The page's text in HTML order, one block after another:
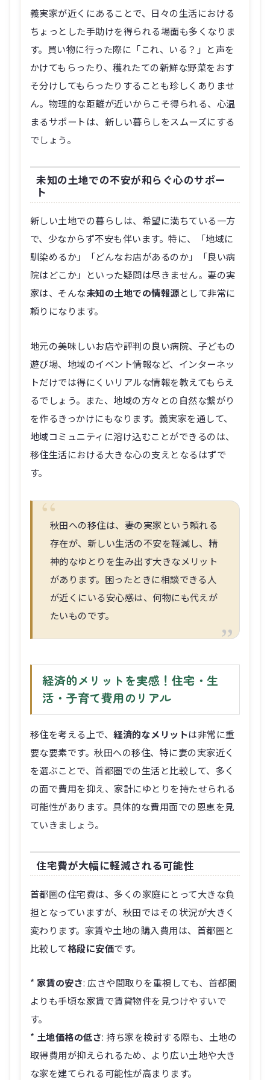
義実家が近くにあることで、日々の生活における
ちょっとした手助けを得られる場面も多くなりま
す。買い物に行った際に「これ、いる？」と声を
かけてもらったり、穫れたての新鮮な野菜をおす
そ分けしてもらったりすることも珍しくありませ
ん。物理的な距離が近いからこそ得られる、心温
まるサポートは、新しい暮らしをスムーズにする
でしょう。
未知の土地での不安が和らぐ心のサポー
ト
新しい土地での暮らしは、希望に満ちている一方
で、少なからず不安も伴います。特に、「地域に
馴染めるか」「どんなお店があるのか」「良い病
院はどこか」といった疑問は尽きません。妻の実
家は、そんな未知の土地での情報源として非常に
頼りになります。
地元の美味しいお店や評判の良い病院、子どもの
遊び場、地域のイベント情報など、インターネッ
トだけでは得にくいリアルな情報を教えてもらえ
るでしょう。また、地域の方々との自然な繋がり
を作るきっかけにもなります。義実家を通して、
地域コミュニティに溶け込むことができるのは、
移住生活における大きな心の支えとなるはずで
す。
秋田への移住は、妻の実家という頼れる
存在が、新しい生活の不安を軽減し、精
神的なゆとりを生み出す大きなメリット
があります。困ったときに相談できる人
が近くにいる安心感は、何物にも代えが
たいものです。
経済的メリットを実感！住宅・生
活・子育て費用のリアル
移住を考える上で、経済的なメリットは非常に重
要な要素です。秋田への移住、特に妻の実家近く
を選ぶことで、首都圏での生活と比較して、多く
の面で費用を抑え、家計にゆとりを持たせられる
可能性があります。具体的な費用面での恩恵を見
ていきましょう。
住宅費が大幅に軽減される可能性
首都圏の住宅費は、多くの家庭にとって大きな負
担となっていますが、秋田ではその状況が大きく
変わります。家賃や土地の購入費用は、首都圏と
比較して格段に安価です。
* 家賃の安さ: 広さや間取りを重視しても、首都圏
よりも手頃な家賃で賃貸物件を見つけやすいで
す。
* 土地価格の低さ: 持ち家を検討する際も、土地の
取得費用が抑えられるため、より広い土地や大き
な家を建てられる可能性が高まります。